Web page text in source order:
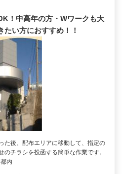
！中高年の方・Wワークも大
い方におすすめ！！
た後、配布エリアに移動して、指定の
のチラシを投函する簡単な作業です。
内